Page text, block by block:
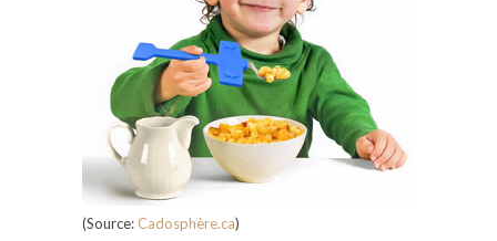
(Source: Cadosphère.ca)